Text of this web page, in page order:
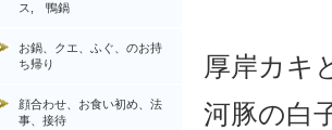
厚岸カキ
河豚の白
ス, 鴨鍋
お鍋、クエ、ふぐ、のお持
ち帰り
顔合わせ、お食い初め、法
事、接待